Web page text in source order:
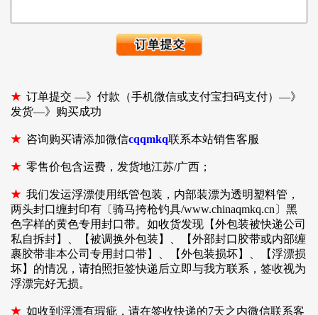
★订单提交 —》付款（手机微信或支付宝扫码支付）—》
发货—》购买成功
★咨询购买请添加微信cqqmkq联系本站销售客服
★零售价包含运费，发货地江苏/广西；
★我们发运浮漂使用纸管包装，内部装漂为透明塑料管，
两头封口缠封印有〔骑马挎枪钓具/www.chinaqmkq.cn〕黑
色字样的黄色专用封口带。如收货发现【外包装被快递公司
私自拆封】、【被调换外包装】、【外部封口胶带或内部缠
裹胶带非本公司专用封口带】、【外包装损坏】、【浮漂损
坏】的情况，请拍照拒签快递后立即与我方联系，签收视为
浮漂完好无损。
★如收到浮漂有瑕疵，请在签收快递的7天之内微信联系客